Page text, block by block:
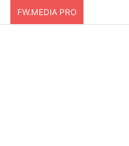
FW.MEDIA PRO